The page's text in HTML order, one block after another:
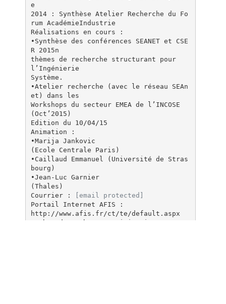
e
2014 : Synthèse Atelier Recherche du Fo
rum AcadémieIndustrie
Réalisations en cours :
•Synthèse des conférences SEANET et CSE
R 2015n
thèmes de recherche structurant pour
l’Ingénierie
Système.
•Atelier recherche (avec le réseau SEAn
et) dans les
Workshops du secteur EMEA de l’INCOSE
(Oct’2015)
Edition du 10/04/15
Animation :
•Marija Jankovic
(Ecole Centrale Paris)
•Caillaud Emmanuel (Université de Stras
bourg)
•Jean-Luc Garnier
(Thales)
Courrier :
[email protected]
Portail Internet AFIS :
http://www.afis.fr/ct/te/default.aspx
Nombre de membres/participation :